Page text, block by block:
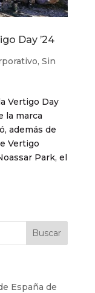
Day ’24
, Sin
Vertigo Day
la marca
además de
Vertigo
Park, el
España de